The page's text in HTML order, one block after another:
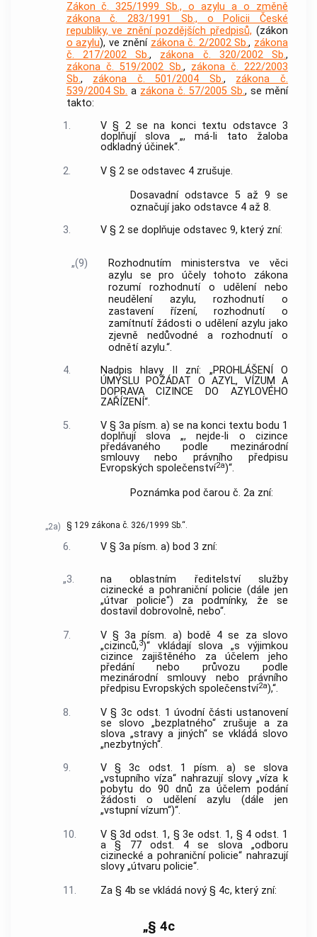
Zákon č. 325/1999 Sb., o azylu a o změně
zákona č. 283/1991 Sb., o Policii České
republiky, ve znění pozdějších předpisů, (zákon
o azylu), ve znění zákona č. 2/2002 Sb., zákona
č. 217/2002 Sb., zákona č. 320/2002 Sb.,
zákona č. 519/2002 Sb., zákona č. 222/2003
Sb., zákona č. 501/2004 Sb., zákona č.
539/2004 Sb. a zákona č. 57/2005 Sb., se mění
takto:
1.
V § 2 se na konci textu odstavce 3
doplňují slova „, má-li tato žaloba
odkladný účinek“.
2.
V § 2 se odstavec 4 zrušuje.
Dosavadní odstavce 5 až 9 se
označují jako odstavce 4 až 8.
3.
V § 2 se doplňuje odstavec 9, který zní:
„(9)
Rozhodnutím ministerstva ve věci
azylu se pro účely tohoto zákona
rozumí rozhodnutí o udělení nebo
neudělení azylu, rozhodnutí o
zastavení řízení, rozhodnutí o
zamítnutí žádosti o udělení azylu jako
zjevně nedůvodné a rozhodnutí o
odnětí azylu.“.
4.
Nadpis hlavy II zní: „PROHLÁŠENÍ O
ÚMYSLU POŽÁDAT O AZYL, VÍZUM A
DOPRAVA CIZINCE DO AZYLOVÉHO
ZAŘÍZENÍ“.
5.
V § 3a písm. a) se na konci textu bodu 1
doplňují slova „, nejde-li o cizince
předávaného podle mezinárodní
smlouvy nebo právního předpisu
Evropských společenství2a)“.
Poznámka pod čarou č. 2a zní:
„2a) § 129 zákona č. 326/1999 Sb.“.
6. V § 3a písm. a) bod 3 zní:
„3.
na oblastním ředitelství služby
cizinecké a pohraniční policie (dále jen
„útvar policie“) za podmínky, že se
dostavil dobrovolně, nebo“.
7.
V § 3a písm. a) bodě 4 se za slovo
„cizinců,3)“ vkládají slova „s výjimkou
cizince zajištěného za účelem jeho
předání nebo průvozu podle
mezinárodní smlouvy nebo právního
předpisu Evropských společenství2a),“.
8.
V § 3c odst. 1 úvodní části ustanovení
se slovo „bezplatného“ zrušuje a za
slova „stravy a jiných“ se vkládá slovo
„nezbytných“.
9.
V § 3c odst. 1 písm. a) se slova
„vstupního víza“ nahrazují slovy „víza k
pobytu do 90 dnů za účelem podání
žádosti o udělení azylu (dále jen
„vstupní vízum“)“.
10.
V § 3d odst. 1, § 3e odst. 1, § 4 odst. 1
a § 77 odst. 4 se slova „odboru
cizinecké a pohraniční policie“ nahrazují
slovy „útvaru policie“.
11.
Za § 4b se vkládá nový § 4c, který zní:
„§ 4c